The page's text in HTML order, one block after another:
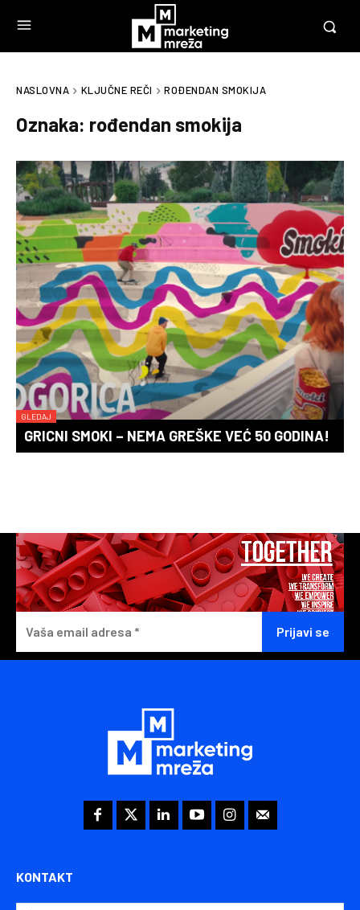
NASLOVNA KLJUČNE REČI ROĐENDAN SMOKIJA
Oznaka: rođendan smokija
GLEDAJ
GRICNI SMOKI – NEMA GREŠKE VEĆ 50 GODINA!
KONTAKT